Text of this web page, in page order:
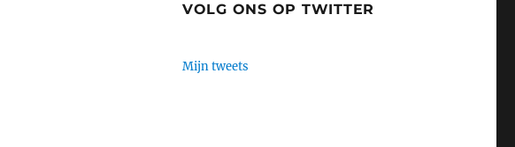
VOLG ONS OP TWITTER
Mijn tweets